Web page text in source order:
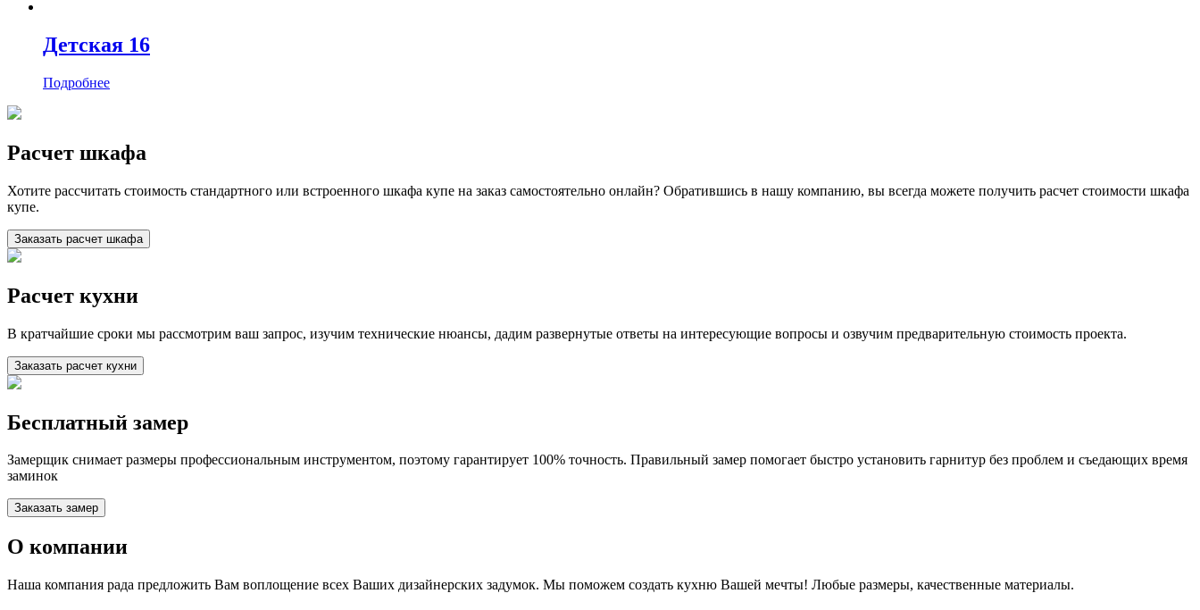
Детская 16
Подробнее
Расчет шкафа
Хотите рассчитать стоимость стандартного или встроенного шкафа купе на заказ самостоятельно онлайн? Обратившись в нашу компанию, вы всегда можете получить расчет стоимости шкафа
купе.
Заказать расчет шкафа
Расчет кухни
В кратчайшие сроки мы рассмотрим ваш запрос, изучим технические нюансы, дадим развернутые ответы на интересующие вопросы и озвучим предварительную стоимость проекта.
Заказать расчет кухни
Бесплатный замер
Замерщик снимает размеры профессиональным инструментом, поэтому гарантирует 100% точность. Правильный замер помогает быстро установить гарнитур без проблем и съедающих время
заминок
Заказать замер
О компании
Наша компания рада предложить Вам воплощение всех Ваших дизайнерских задумок. Мы поможем создать кухню Вашей мечты! Любые размеры, качественные материалы.